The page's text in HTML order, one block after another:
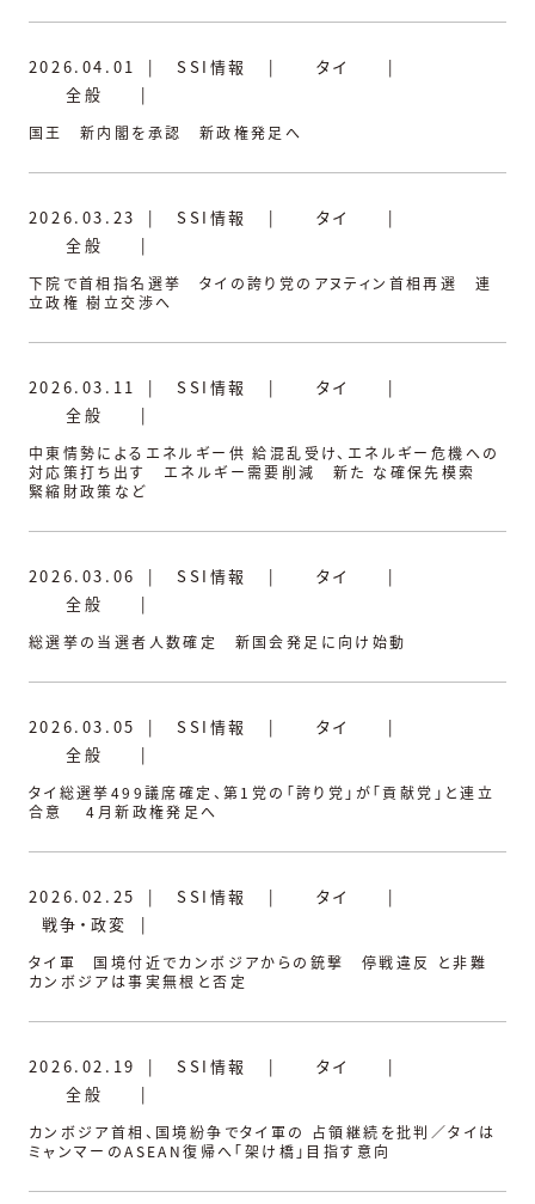
2026.04.01 | SSI情報 | タイ
|
全般
|
国王 新内閣を承認 新政権発足へ
2026.03.23 | SSI情報 | タイ
|
全般
|
下院で首相指名選挙 タイの誇り党のアヌティン首相再選 連
立政権 樹立交渉へ
2026.03.11 | SSI情報 | タイ
|
全般
|
中東情勢によるエネルギー供 給混乱受け、エネルギー危機への
対応策打ち出す エネルギー需要削減 新た な確保先模索
緊縮財政策など
2026.03.06 | SSI情報 | タイ
|
全般
|
総選挙の当選者人数確定 新国会発足に向け始動
2026.03.05 | SSI情報 | タイ
|
全般
|
タイ総選挙499議席確定、第1党の「誇り党」が「貢献党」と連立
合意 4月新政権発足へ
2026.02.25 | SSI情報 | タイ
|
戦争・政変
|
タイ軍 国境付近でカンボジアからの銃撃 停戦違反 と非難
カンボジアは事実無根と否定
2026.02.19 | SSI情報 | タイ
|
全般
|
カンボジア首相、国境紛争でタイ軍の 占領継続を批判／タイは
ミャンマーのASEAN復帰へ「架け橋」目指す意向